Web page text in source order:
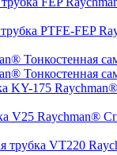
Тонкостенная
Тонкостенная